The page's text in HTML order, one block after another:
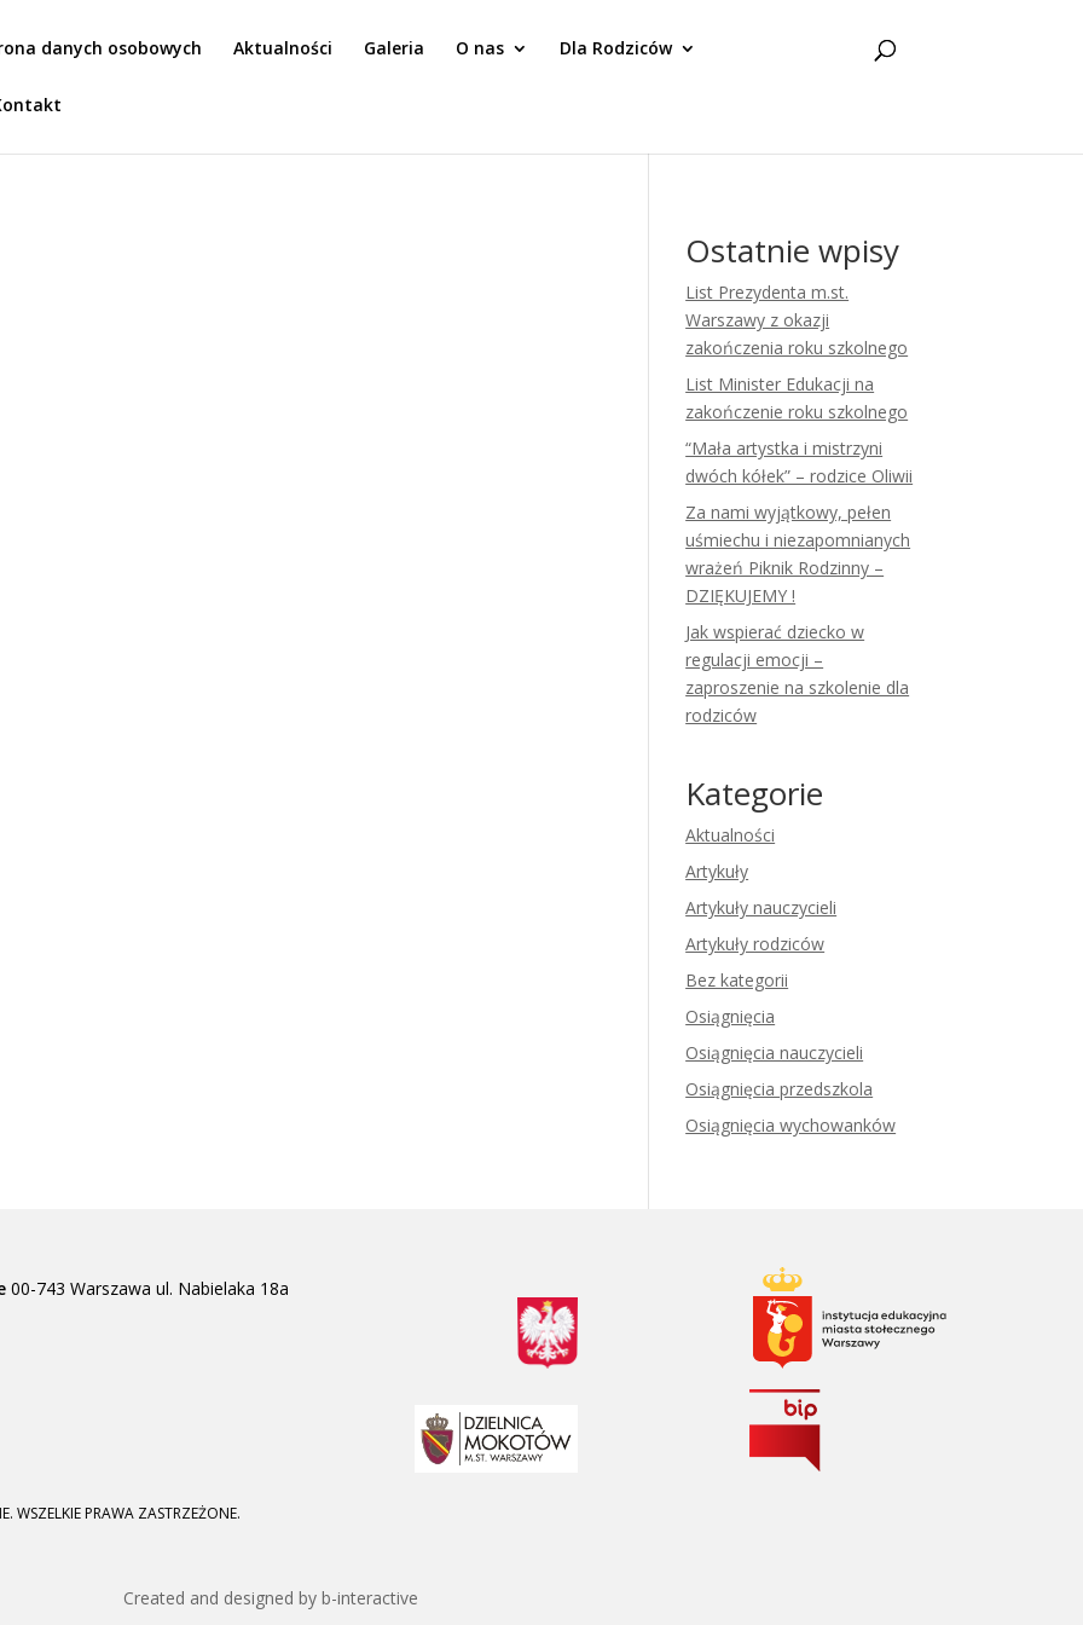
danych osobowych Aktualności Galeria O nas Dla Rodziców
Ostatnie wpisy
List Prezydenta m.st.
Warszawy z okazji
zakończenia roku szkolnego
List Minister Edukacji na
zakończenie roku szkolnego
“Mała artystka i mistrzyni
dwóch kółek” – rodzice Oliwii
Za nami wyjątkowy, pełen
uśmiechu i niezapomnianych
wrażeń Piknik Rodzinny –
DZIĘKUJEMY !
Jak wspierać dziecko w
regulacji emocji –
zaproszenie na szkolenie dla
rodziców
Kategorie
Aktualności
Artykuły
Artykuły nauczycieli
Artykuły rodziców
Bez kategorii
Osiągnięcia
Osiągnięcia nauczycieli
Osiągnięcia przedszkola
Osiągnięcia wychowanków
00-743 Warszawa ul. Nabielaka 18a
WSZELKIE PRAWA ZASTRZEŻONE.
Created and designed by b-interactive